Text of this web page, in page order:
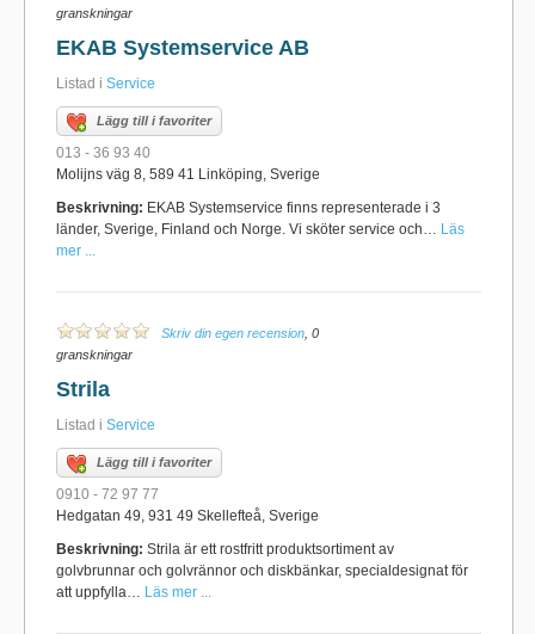
granskningar
EKAB Systemservice AB
Listad i Service
Lägg till i favoriter
013 - 36 93 40
Molijns väg 8, 589 41 Linköping, Sverige
Beskrivning: EKAB Systemservice finns representerade i 3
länder, Sverige, Finland och Norge. Vi sköter service och… Läs
mer ...
Skriv din egen recension , 0
granskningar
Strila
Listad i Service
Lägg till i favoriter
0910 - 72 97 77
Hedgatan 49, 931 49 Skellefteå, Sverige
Beskrivning: Strila är ett rostfritt produktsortiment av
golvbrunnar och golvrännor och diskbänkar, specialdesignat för
att uppfylla… Läs mer ...